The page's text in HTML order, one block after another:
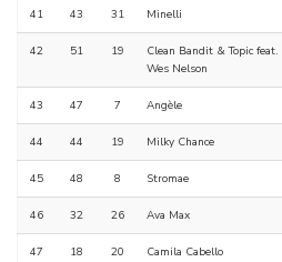
41 43 31 Minelli
42 51 19
Clean Bandit & Topic feat.
Wes Nelson
43 47 7 Angèle
44 44 19 Milky Chance
45 48 8 Stromae
46 32 26 Ava Max
47 18 20 Camila Cabello